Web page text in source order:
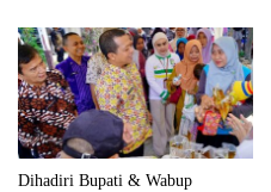
Dihadiri Bupati & Wabup